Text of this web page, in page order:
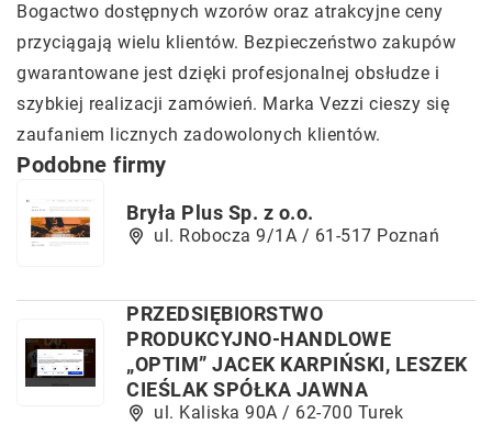
Bogactwo dostępnych wzorów oraz atrakcyjne ceny
przyciągają wielu klientów. Bezpieczeństwo zakupów
gwarantowane jest dzięki profesjonalnej obsłudze i
szybkiej realizacji zamówień. Marka Vezzi cieszy się
zaufaniem licznych zadowolonych klientów.
Podobne firmy
Bryła Plus Sp. z o.o.
ul. Robocza 9/1A / 61-517 Poznań
PRZEDSIĘBIORSTWO
PRODUKCYJNO-HANDLOWE
„OPTIM” JACEK KARPIŃSKI, LESZEK
CIEŚLAK SPÓŁKA JAWNA
ul. Kaliska 90A / 62-700 Turek